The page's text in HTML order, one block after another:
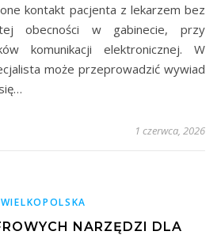
kontakt pacjenta z lekarzem bez
obecności w gabinecie, przy
komunikacji elektronicznej. W
może przeprowadzić wywiad
1 czerwca, 2026
WIELKOPOLSKA
NARZĘDZI DLA